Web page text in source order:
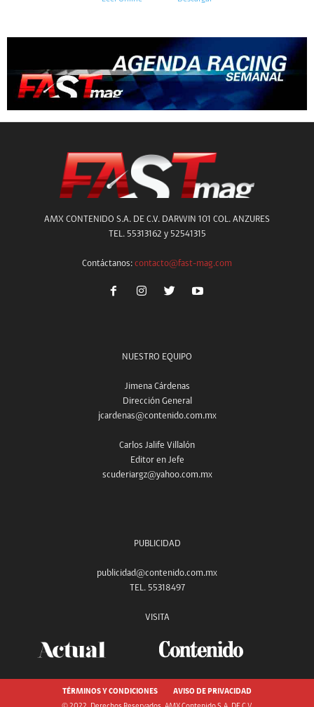
AMX CONTENIDO S.A. DE C.V. DARWIN 101 COL. ANZURES
TEL. 55313162 y 52541315
Contáctanos: contacto@fast-mag.com
NUESTRO EQUIPO
Jimena Cárdenas
Dirección General
jcardenas@contenido.com.mx
Carlos Jalife Villalón
Editor en Jefe
scuderiargz@yahoo.com.mx
PUBLICIDAD
publicidad@contenido.com.mx
TEL. 55318497
VISITA
TÉRMINOS Y CONDICIONES
AVISO DE PRIVACIDAD